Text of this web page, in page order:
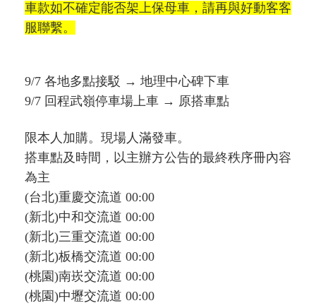
車款如不確定能否架上保母車，請再與好動客客
服聯繫。
9/7 各地多點接駁 → 地理中心碑下車
9/7 回程武嶺停車場上車 → 原搭車點
限本人加購。現場人滿發車。
搭車點及時間，以主辦方公告的最終秩序冊內容
為主
(台北)重慶交流道 00:00
(新北)中和交流道 00:00
(新北)三重交流道 00:00
(新北)板橋交流道 00:00
(桃園)南崁交流道 00:00
(桃園)中壢交流道 00:00